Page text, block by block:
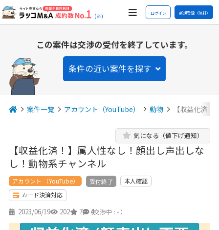
(※) ログイン 新規登録（無料）
この案件は交渉の受付を終了しています。
条件の近い案件を探す
案件一覧 アカウント（YouTube） 動物 【収益化済
【収益化済！】属人性なし！顔出し声出しな
し！動物系チャンネル
気になる（値下げ通知）
アカウント （YouTube） 受付終了
本人確認
カード決済対応
2023/06/19 202 7 4
（交渉中 : - ）